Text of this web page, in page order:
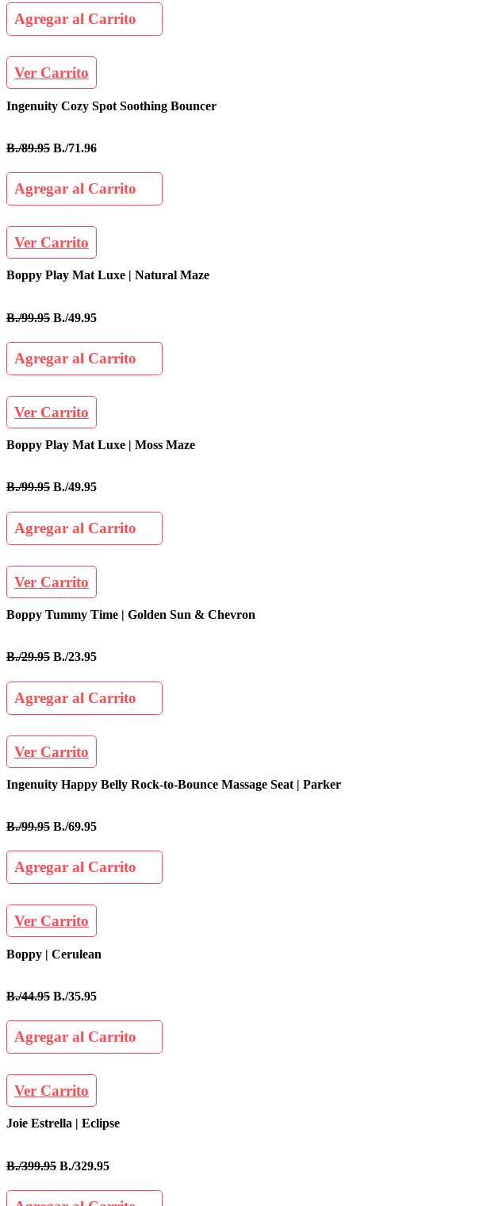
Agregar al Carrito
Ver Carrito
Ingenuity Cozy Spot Soothing Bouncer
B./89.95 B./71.96
Agregar al Carrito
Ver Carrito
Boppy Play Mat Luxe | Natural Maze
B./99.95 B./49.95
Agregar al Carrito
Ver Carrito
Boppy Play Mat Luxe | Moss Maze
B./99.95 B./49.95
Agregar al Carrito
Ver Carrito
Boppy Tummy Time | Golden Sun & Chevron
B./29.95 B./23.95
Agregar al Carrito
Ver Carrito
Ingenuity Happy Belly Rock-to-Bounce Massage Seat | Parker
B./99.95 B./69.95
Agregar al Carrito
Ver Carrito
Boppy | Cerulean
B./44.95 B./35.95
Agregar al Carrito
Ver Carrito
Joie Estrella | Eclipse
B./399.95 B./329.95